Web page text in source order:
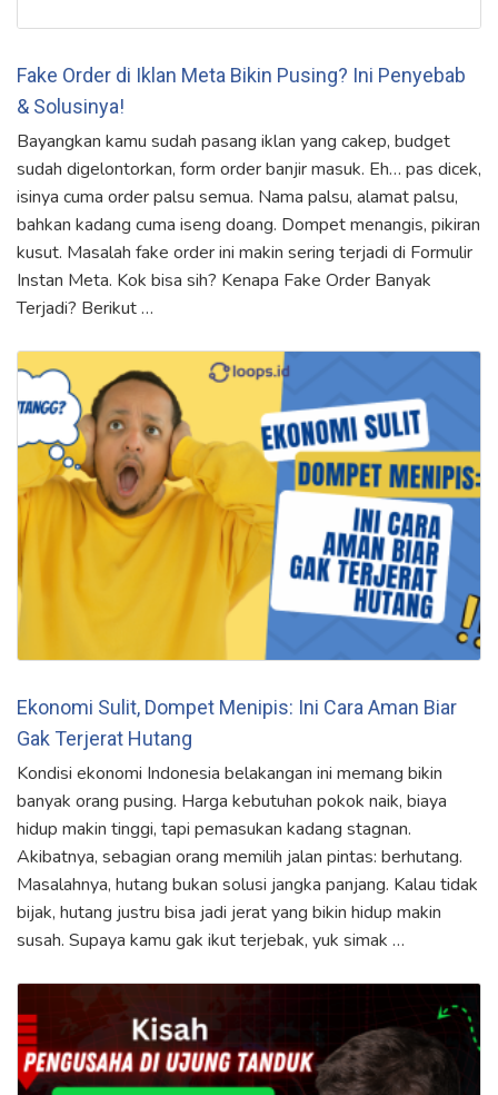
Fake Order di Iklan Meta Bikin Pusing? Ini Penyebab
& Solusinya!
Bayangkan kamu sudah pasang iklan yang cakep, budget
sudah digelontorkan, form order banjir masuk. Eh… pas dicek,
isinya cuma order palsu semua. Nama palsu, alamat palsu,
bahkan kadang cuma iseng doang. Dompet menangis, pikiran
kusut. Masalah fake order ini makin sering terjadi di Formulir
Instan Meta. Kok bisa sih? Kenapa Fake Order Banyak
Terjadi? Berikut …
Ekonomi Sulit, Dompet Menipis: Ini Cara Aman Biar
Gak Terjerat Hutang
Kondisi ekonomi Indonesia belakangan ini memang bikin
banyak orang pusing. Harga kebutuhan pokok naik, biaya
hidup makin tinggi, tapi pemasukan kadang stagnan.
Akibatnya, sebagian orang memilih jalan pintas: berhutang.
Masalahnya, hutang bukan solusi jangka panjang. Kalau tidak
bijak, hutang justru bisa jadi jerat yang bikin hidup makin
susah. Supaya kamu gak ikut terjebak, yuk simak …